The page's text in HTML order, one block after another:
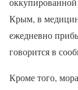
Крым, в
ежедневно
говорится в
Кроме того,